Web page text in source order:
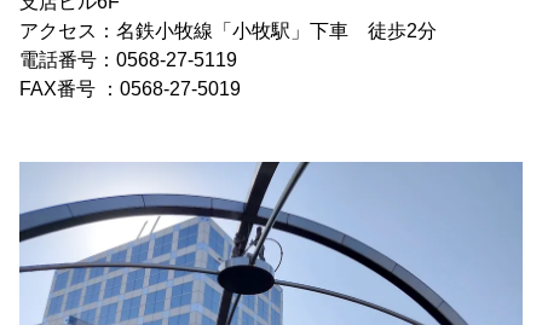
アクセス：名鉄小牧線「小牧駅」下車 徒歩2分
電話番号：0568-27-5119
FAX番号 ：0568-27-5019